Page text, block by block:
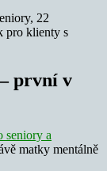
22
pro klienty s
první v
seniory a
matky mentálně